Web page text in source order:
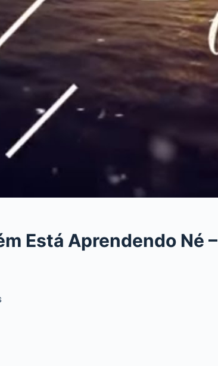
Está Aprendendo Né –